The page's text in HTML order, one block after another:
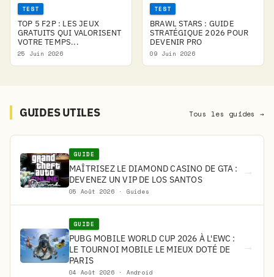
TEST
TOP 5 F2P : LES JEUX
GRATUITS QUI VALORISENT
VOTRE TEMPS...
25 Juin 2026
TEST
BRAWL STARS : GUIDE
STRATÉGIQUE 2026 POUR
DEVENIR PRO
09 Juin 2026
GUIDES UTILES Tous les guides →
GUIDE
MAÎTRISEZ LE DIAMOND CASINO DE GTA :
DEVENEZ UN VIP DE LOS SANTOS
05 Août 2026 · Guides
→
GUIDE
PUBG MOBILE WORLD CUP 2026 À L'EWC :
LE TOURNOI MOBILE LE MIEUX DOTÉ DE
PARIS
04 Août 2026 · Android
→